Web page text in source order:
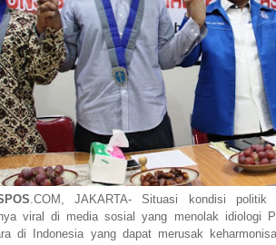
.COM, JAKARTA- Situasi kondisi
viral di media sosial yang menolak idiologi
di Indonesia yang dapat merusak